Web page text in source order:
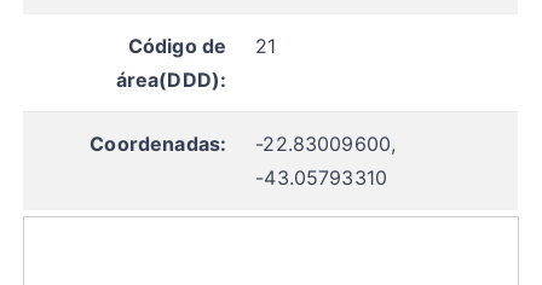
Código de
área(DDD):
21
Coordenadas:
-22.83009600,
-43.05793310